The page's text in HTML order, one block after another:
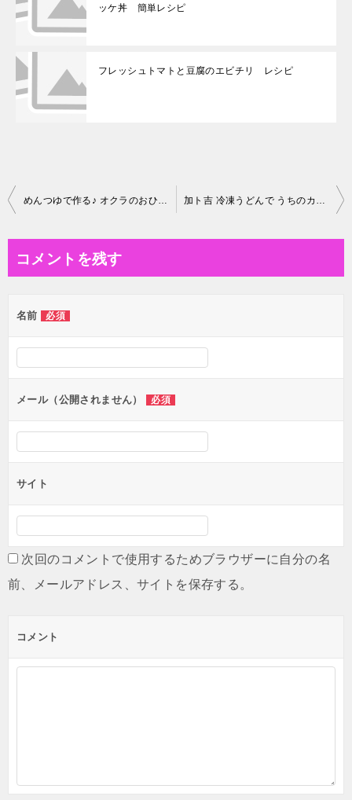
ッケ丼 簡単レシピ
フレッシュトマトと豆腐のエビチリ レシピ
投
ビ
ー
シ
ン
めんつゆで作る♪ オクラのおひたし 簡単レシピ 加ト吉 冷凍うどんで うちのカレーうどん
コメントを残す
名前 必須
メール（公開されません） 必須
サイト
次回のコメントで使用するためブラウザーに自分の名
前、メールアドレス、サイトを保存する。
コメント